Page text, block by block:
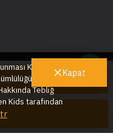
Kapat
Kanunu’nun
Yerine
Tebliğ
Kids tarafından